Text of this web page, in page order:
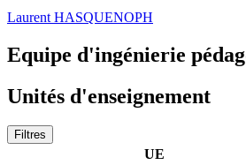
Laurent HASQUENOPH
Equipe d'ingénierie
Unités d'enseignement
Filtres
UE